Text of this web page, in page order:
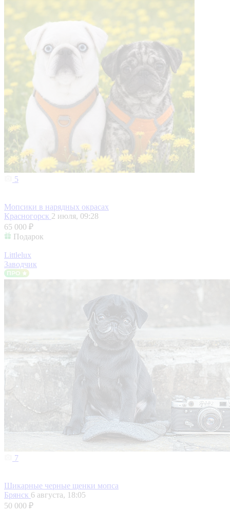
5
Мопсики в нарядных окрасах
Красногорск 2 июля, 09:28
65 000 ₽
Подарок
Littlelux
Заводчик
7
Шикарные черные щенки мопса
Брянск 6 августа, 18:05
50 000 ₽